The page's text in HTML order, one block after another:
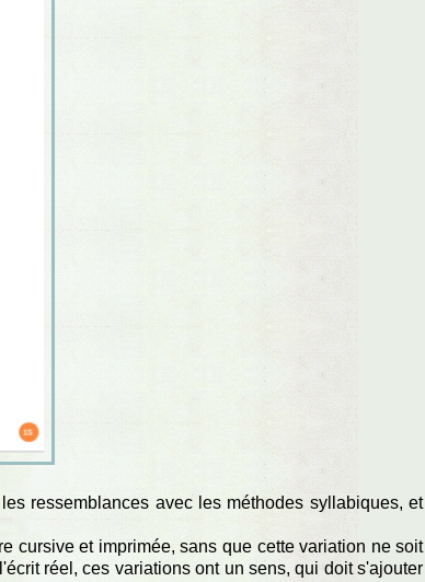
ressemblances avec les méthodes syllabiques, et
cursive et imprimée, sans que cette variation ne soit
réel, ces variations ont un sens, qui doit s'ajouter